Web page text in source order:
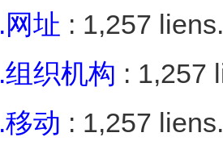
.网址 : 1,257 liens.
.组织机构 : 1,257
.移动 : 1,257 liens.